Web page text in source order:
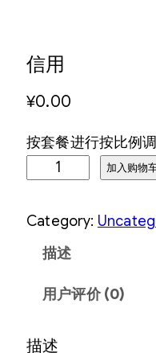
信用
¥0.00
按套餐进行按比例调
数
加入购物
Category:
描述
用户评价 (0)
描述